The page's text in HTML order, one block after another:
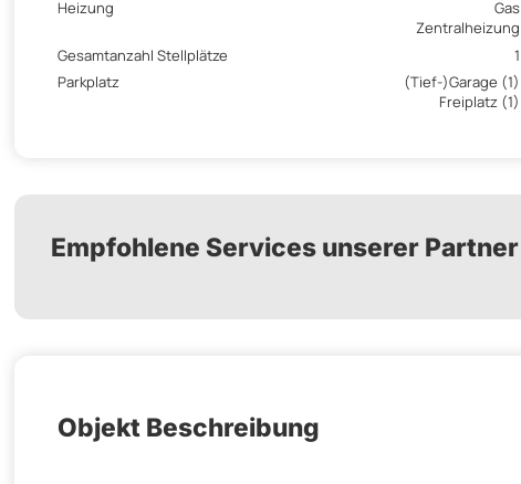
Heizung
Gas
Zentralheizung
Gesamtanzahl Stellplätze 1
Parkplatz
(Tief-)Garage (1)
Freiplatz (1)
Empfohlene Services unserer Partner
Objekt Beschreibung